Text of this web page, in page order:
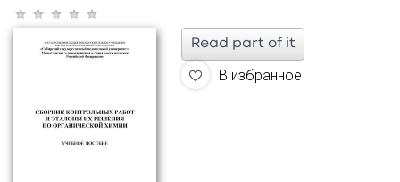
Read part of it
В избранное